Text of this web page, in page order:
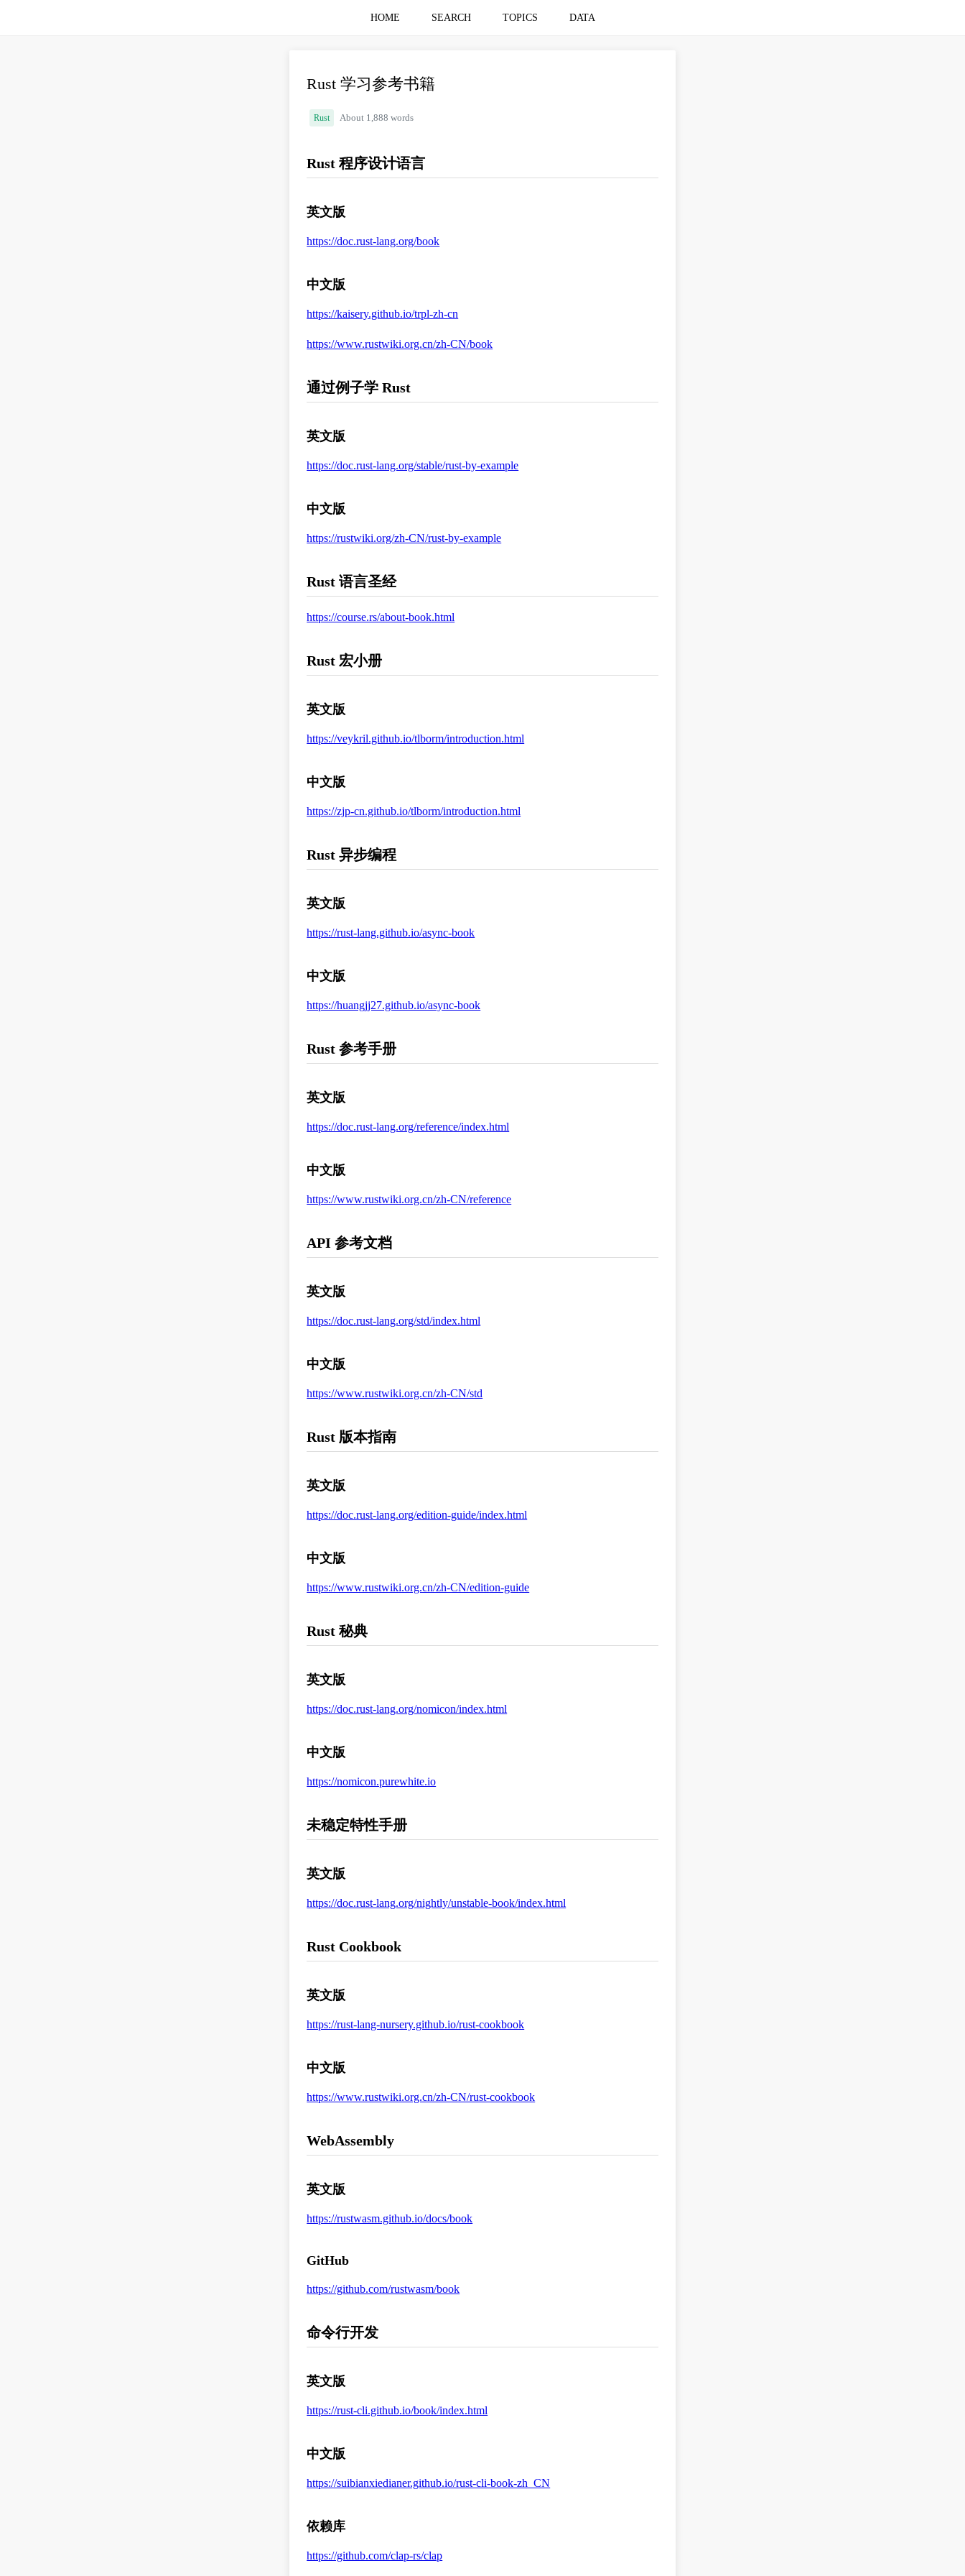
HOME SEARCH TOPICS DATA
Rust 学习参考书籍
Rust About 1,888 words
Rust 程序设计语言
英文版
https://doc.rust-lang.org/book
中文版
https://kaisery.github.io/trpl-zh-cn
https://www.rustwiki.org.cn/zh-CN/book
通过例子学 Rust
英文版
https://doc.rust-lang.org/stable/rust-by-example
中文版
https://rustwiki.org/zh-CN/rust-by-example
Rust 语言圣经
https://course.rs/about-book.html
Rust 宏小册
英文版
https://veykril.github.io/tlborm/introduction.html
中文版
https://zjp-cn.github.io/tlborm/introduction.html
Rust 异步编程
英文版
https://rust-lang.github.io/async-book
中文版
https://huangjj27.github.io/async-book
Rust 参考手册
英文版
https://doc.rust-lang.org/reference/index.html
中文版
https://www.rustwiki.org.cn/zh-CN/reference
API 参考文档
英文版
https://doc.rust-lang.org/std/index.html
中文版
https://www.rustwiki.org.cn/zh-CN/std
Rust 版本指南
英文版
https://doc.rust-lang.org/edition-guide/index.html
中文版
https://www.rustwiki.org.cn/zh-CN/edition-guide
Rust 秘典
英文版
https://doc.rust-lang.org/nomicon/index.html
中文版
https://nomicon.purewhite.io
未稳定特性手册
英文版
https://doc.rust-lang.org/nightly/unstable-book/index.html
Rust Cookbook
英文版
https://rust-lang-nursery.github.io/rust-cookbook
中文版
https://www.rustwiki.org.cn/zh-CN/rust-cookbook
WebAssembly
英文版
https://rustwasm.github.io/docs/book
GitHub
https://github.com/rustwasm/book
命令行开发
英文版
https://rust-cli.github.io/book/index.html
中文版
https://suibianxiedianer.github.io/rust-cli-book-zh_CN
依赖库
https://github.com/clap-rs/clap